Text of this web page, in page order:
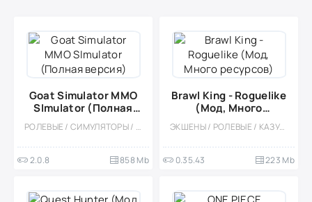
Goat Simulator MMO
SImulator (Полная
версия)
РОЛЕВЫЕ / СИМУЛЯТОРЫ / КАЗУАЛЬНЫЕ / ОДНОПОЛЬЗОВАТЕЛЬСКИЕ / СТИЛИЗАЦИЯ / ПЛАТНАЯ / ОФЛАЙН / 3D / ВЕСЁЛАЯ / ОТКРЫТЫЙ МИР / ВСТРОЕННЫЙ КЕШ / БОЛЬШАЯ
2.0.8 858 Mb
Brawl King - Roguelike
(Мод, Много
ресурсов)
ЭКШЕНЫ / РОЛЕВЫЕ / КАЗУАЛЬНЫЕ / ОДНОПОЛЬЗОВАТЕЛЬСКИЕ / СТИЛИЗАЦИЯ / МОД / ВСТРОЕННЫЙ КЕШ / ВИД СВЕРХУ / РОГАЛИК / ФЭНТЕЗИ
0.35.43 223 Mb